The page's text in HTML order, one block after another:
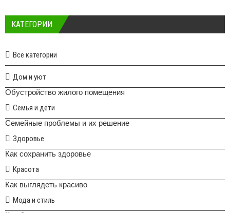
КАТЕГОРИИ
Все категории
Дом и уют
Обустройство жилого помещения
Семья и дети
Семейные проблемы и их решение
Здоровье
Как сохранить здоровье
Красота
Как выглядеть красиво
Мода и стиль